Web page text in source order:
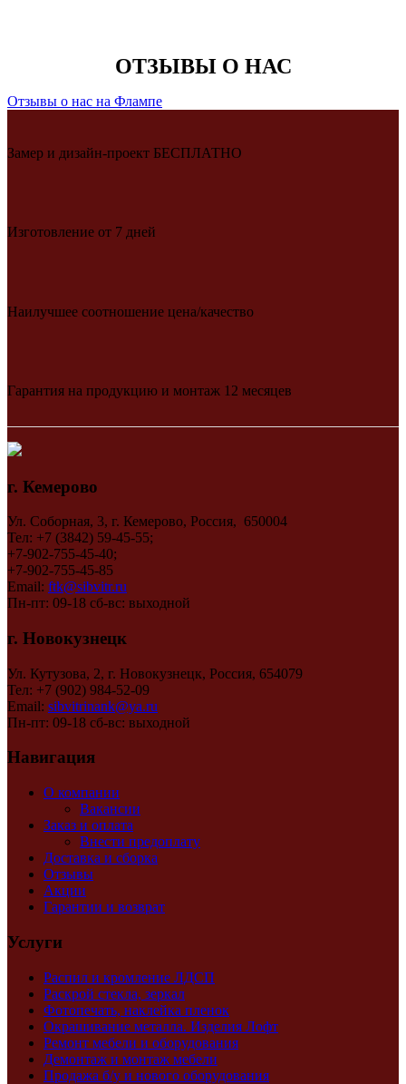
ОТЗЫВЫ О НАС
Отзывы о нас на Флампе
Замер и дизайн-проект БЕСПЛАТНО
Изготовление от 7 дней
Наилучшее соотношение цена/качество
Гарантия на продукцию и монтаж 12 месяцев
г. Кемерово
Ул. Соборная, 3, г. Кемерово, Россия, 650004
Тел: +7 (3842) 59-45-55;
+7-902-755-45-40;
+7-902-755-45-85
Email: ftk@sibvitr.ru
Пн-пт: 09-18 сб-вс: выходной
г. Новокузнецк
Ул. Кутузова, 2, г. Новокузнецк, Россия, 654079
Тел: +7 (902) 984-52-09
Email: sibvitrinank@ya.ru
Пн-пт: 09-18 сб-вс: выходной
Навигация
О компании
Вакансии
Заказ и оплата
Внести предоплату
Доставка и сборка
Отзывы
Акции
Гарантии и возврат
Услуги
Распил и кромление ЛДСП
Раскрой стекла, зеркал
Фотопечать, наклейка пленок
Окрашивание металла. Изделия Лофт
Ремонт мебели и оборудования
Демонтаж и монтаж мебели
Продажа б/у и нового оборудования